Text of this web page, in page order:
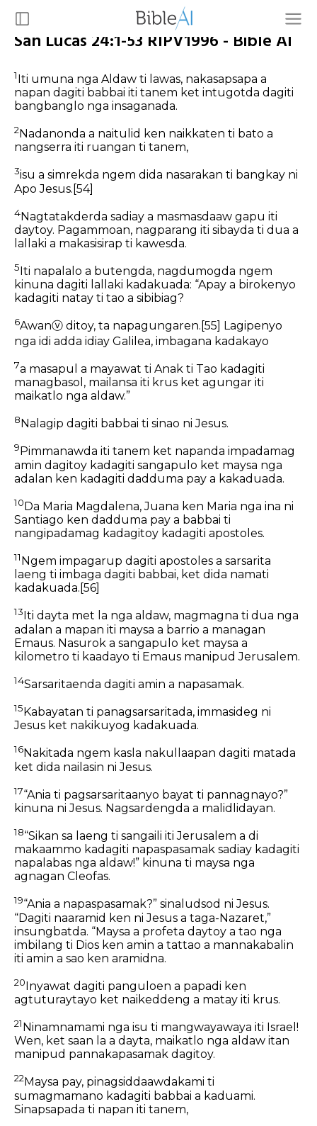
San Lucas 24:1-53 RIPV1996 - Bible AI
1Iti umuna nga Aldaw ti lawas, nakasapsapa a
napan dagiti babbai iti tanem ket intugotda dagiti
bangbanglo nga insaganada.
2 Nadanonda a naitulid ken naikkaten ti bato a
nangserra iti ruangan ti tanem,
3isu a simrekda ngem dida nasarakan ti bangkay ni
Apo Jesus. [54]
4Nagtatakderda sadiay a masmasdaaw gapu iti
daytoy. Pagammoan, nagparang iti sibayda ti dua a
lallaki a makasisirap ti kawesda.
5 Iti napalalo a butengda, nagdumogda ngem
kinuna dagiti lallaki kadakuada: “Apay a birokenyo
kadagiti natay ti tao a sibibiag?
6Awanⓥ ditoy, ta napagungaren. [55]
Lagipenyo
nga idi adda idiay Galilea, imbagana kadakayo
7a masapul a mayawat ti Anak ti Tao kadagiti
managbasol, mailansa iti krus ket agungar iti
maikatlo nga aldaw.”
8 Nalagip dagiti babbai ti sinao ni Jesus.
9 Pimmanawda iti tanem ket napanda impadamag
amin dagitoy kadagiti sangapulo ket maysa nga
adalan ken kadagiti dadduma pay a kakaduada.
10Da Maria Magdalena, Juana ken Maria nga ina ni
Santiago ken dadduma pay a babbai ti
nangipadamag kadagitoy kadagiti apostoles.
11 Ngem impagarup dagiti apostoles a sarsarita
laeng ti imbaga dagiti babbai, ket dida namati
kadakuada. [56]
13 Iti dayta met la nga aldaw, magmagna ti dua nga
adalan a mapan iti maysa a barrio a managan
Emaus. Nasurok a sangapulo ket maysa a
kilometro ti kaadayo ti Emaus manipud Jerusalem.
14Sarsaritaenda dagiti amin a napasamak.
15 Kabayatan ti panagsarsaritada, immasideg ni
Jesus ket nakikuyog kadakuada.
16Nakitada ngem kasla nakullaapan dagiti matada
ket dida nailasin ni Jesus.
17“Ania ti pagsarsaritaanyo bayat ti pannagnayo?”
kinuna ni Jesus. Nagsardengda a malidlidayan.
18“Sikan sa laeng ti sangaili iti Jerusalem a di
makaammo kadagiti napaspasamak sadiay kadagiti
napalabas nga aldaw!” kinuna ti maysa nga
agnagan Cleofas.
19“Ania a napaspasamak?” sinaludsod ni Jesus.
“Dagiti naaramid ken ni Jesus a taga-Nazaret,”
insungbatda. “Maysa a profeta daytoy a tao nga
imbilang ti Dios ken amin a tattao a mannakabalin
iti amin a sao ken aramidna.
20Inyawat dagiti panguloen a papadi ken
agtuturaytayo ket naikeddeng a matay iti krus.
21 Ninamnamami nga isu ti mangwayawaya iti Israel!
Wen, ket saan la a dayta, maikatlo nga aldaw itan
manipud pannakapasamak dagitoy.
22Maysa pay, pinagsiddaawdakami ti
sumagmamano kadagiti babbai a kaduami.
Sinapsapada ti napan iti tanem,